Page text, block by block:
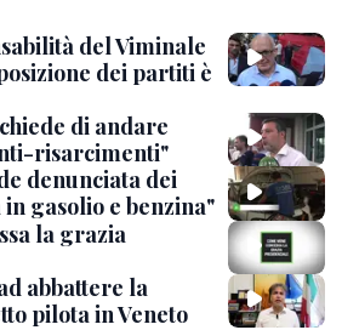
del Viminale
dei partiti è
di andare
risarcimenti"
denunciata dei
gasolio e benzina"
la grazia
abbattere la
pilota in Veneto